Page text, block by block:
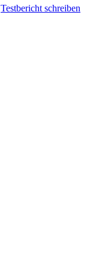
Testbericht schreiben